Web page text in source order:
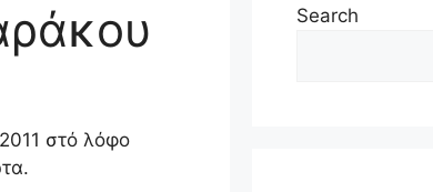
στό λόφο
Search